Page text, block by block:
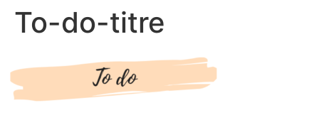
To-do-titre